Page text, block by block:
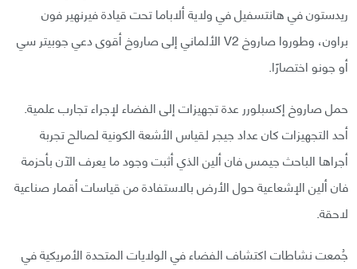
ريدستون في هانتسفيل في ولاية ألاباما تحت قيادة فيرنهير فون
براون، وطوروا صاروخ V2 الألماني إلى صاروخ أقوى دعي جوبيتر سي
أو جونو اختصارًا.
حمل صاروخ إكسبلورر عدة تجهيزات إلى الفضاء لإجراء تجارب علمية.
أحد التجهيزات كان عداد جيجر لقياس الأشعة الكونية لصالح تجربة
أجراها الباحث جيمس فان ألين الذي أثبت وجود ما يعرف الآن بأحزمة
فان ألين الإشعاعية حول الأرض بالاستفادة من قياسات أقمار صناعية
لاحقة.
جُمعت نشاطات اكتشاف الفضاء في الولايات المتحدة الأمريكية في